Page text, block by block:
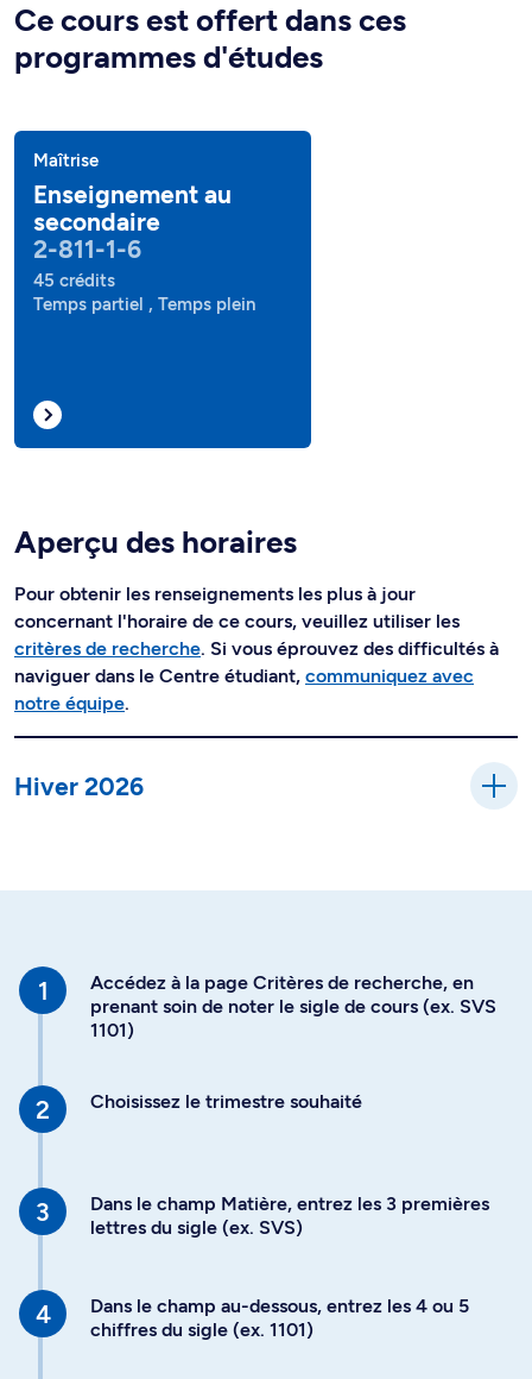
Ce cours est offert dans ces
programmes d'études
Maîtrise
Enseignement au
secondaire
2-811-1-6
45 crédits
Temps partiel , Temps plein
Aperçu des horaires
Pour obtenir les renseignements les plus à jour
concernant l'horaire de ce cours, veuillez utiliser les
critères de recherche. Si vous éprouvez des difficultés à
naviguer dans le Centre étudiant, communiquez avec
notre équipe.
Hiver 2026
Accédez à la page Critères de recherche, en
prenant soin de noter le sigle de cours (ex. SVS
1101)
Choisissez le trimestre souhaité
Dans le champ Matière, entrez les 3 premières
lettres du sigle (ex. SVS)
Dans le champ au-dessous, entrez les 4 ou 5
chiffres du sigle (ex. 1101)